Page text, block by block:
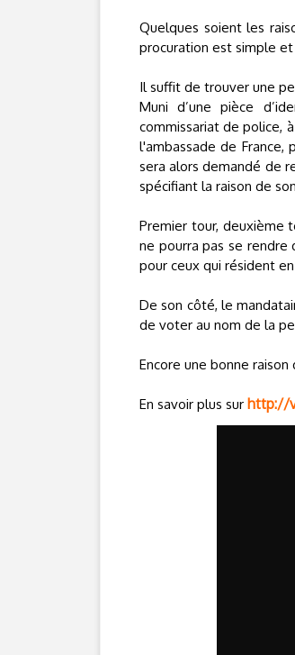
Quelques soient les
procuration est simple
Il suffit de trouver une
Muni d’une pièce
commissariat de police,
l'ambassade de
sera alors demandé de
spécifiant la raison de
Premier tour, deuxième
ne pourra pas se rendre
pour ceux qui résident
De son côté, le
de voter au nom de la
Encore une bonne
En savoir plus sur http://